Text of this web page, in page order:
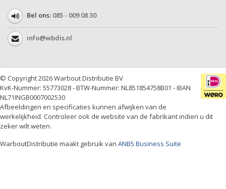
Bel ons: 085 - 009 08 30
info@wbdis.nl
© Copyright 2026 Warbout Distributie BV
KvK-Nummer: 55773028 - BTW-Nummer: NL851854758B01 - IBAN
NL71INGB0007002530
Afbeeldingen en specificaties kunnen afwijken van de
werkelijkheid. Controleer ook de website van de fabrikant indien u dit
zeker wilt weten.
WarboutDistributie maakt gebruik van ANB5 Business Suite